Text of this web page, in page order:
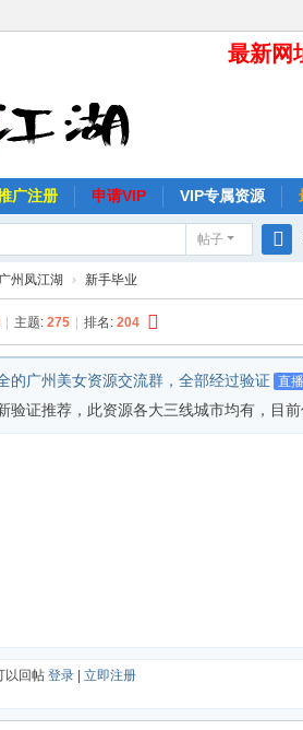
最新网
广注册 申请VIP VIP专属资源
帖子
索
广州凤江湖 › 新手毕业
主题: 275 排名: 204
的广州美女资源交流群，全部经过验证 直播
验证推荐，此资源各大三线城市均有，目
以回帖 登录 立即注册